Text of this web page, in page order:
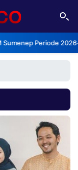
Sumenep Periode